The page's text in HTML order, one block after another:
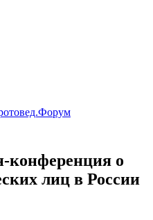
конференция о
лиц в России